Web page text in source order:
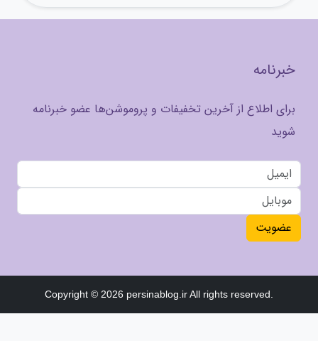
خبرنامه
برای اطلاع از آخرین تخفیفات و پروموشن‌ها عضو خبرنامه
شوید
عضویت
Copyright © 2026 persinablog.ir All rights reserved.